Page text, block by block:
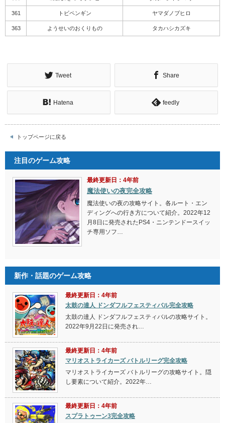
361 トビペンギン ヤマダノブヒロ
363 ようせいのおくりもの タカハシカズキ
Tweet Share
Hatena feedly
トップページに戻る
注目のゲーム攻略
最終更新日：4年前
魔法使いの夜完全攻略
魔法使いの夜の攻略サイト。各ルート・エン
ディングへの行き方について紹介。2022年12
月8日に発売されたPS4・ニンテンドースイッ
チ専用ソフ…
新作・話題のゲーム攻略
最終更新日：4年前
太鼓の達人 ドンダフルフェスティバル完全攻略
太鼓の達人 ドンダフルフェスティバルの攻略サイト。
2022年9月22日に発売され…
最終更新日：4年前
マリオストライカーズ バトルリーグ完全攻略
マリオストライカーズ バトルリーグの攻略サイト。隠
し要素について紹介。2022年…
最終更新日：4年前
スプラトゥーン3完全攻略